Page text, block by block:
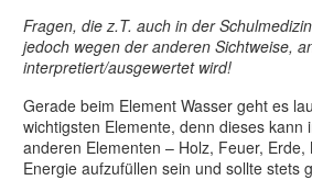
Fragen, die z.T. auch in der
jedoch wegen der anderen Sichtweise,
interpretiert/ausgewertet wird!
Gerade beim Element Wasser geht es
wichtigsten Elemente, denn dieses kann
anderen Elementen – Holz, Feuer,
Energie aufzufüllen sein und sollte stets